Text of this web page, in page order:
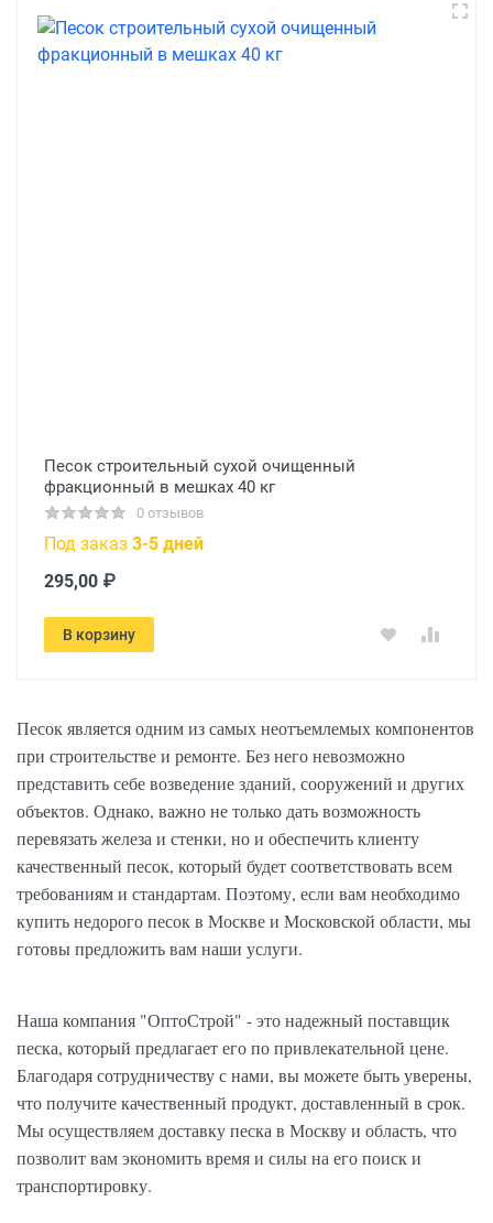
Песок строительный сухой очищенный
фракционный в мешках 40 кг
0 отзывов
Под заказ 3-5 дней
295,00 ₽
В корзину
Песок является одним из самых неотъемлемых компонентов
при строительстве и ремонте. Без него невозможно
представить себе возведение зданий, сооружений и других
объектов. Однако, важно не только дать возможность
перевязать железа и стенки, но и обеспечить клиенту
качественный песок, который будет соответствовать всем
требованиям и стандартам. Поэтому, если вам необходимо
купить недорого песок в Москве и Московской области, мы
готовы предложить вам наши услуги.
Наша компания "ОптоСтрой" - это надежный поставщик
песка, который предлагает его по привлекательной цене.
Благодаря сотрудничеству с нами, вы можете быть уверены,
что получите качественный продукт, доставленный в срок.
Мы осуществляем доставку песка в Москву и область, что
позволит вам экономить время и силы на его поиск и
транспортировку.